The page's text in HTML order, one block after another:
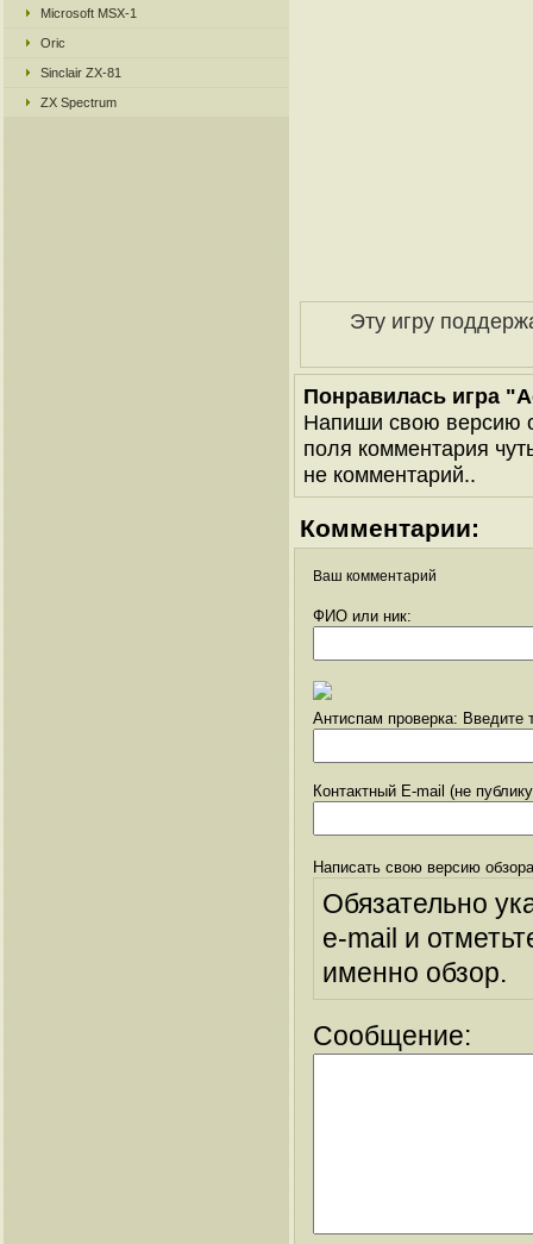
Microsoft MSX-1
Oric
Sinclair ZX-81
ZX Spectrum
Эту игру
Понравилась игра
Напиши свою версию
поля комментария
не комментарий..
Комментарии:
Ваш комментарий
ФИО или ник:
Антиспам проверка: Введите
Контактный E-mail (не
Написать свою версию
Обязательно
e-mail и
именно обзор.
Сообщение: